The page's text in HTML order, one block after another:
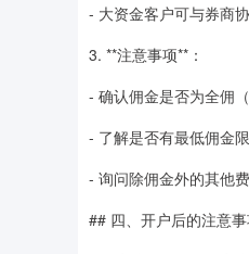
- 大资金客户可与券商
3. **注意事项**：
- 确认佣金是否为全佣（
- 了解是否有最低佣金
- 询问除佣金外的其他
## 四、开户后的注意